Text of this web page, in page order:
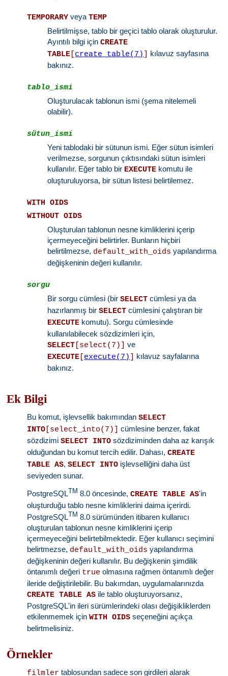
TEMPORARY veyaTEMP
Belirtilmişse, tablo bir geçici tablo olarak oluşturulur.
Ayıntılı bilgi içinCREATE
TABLE create_table(7)
kılavuz sayfasına
bakınız.
tablo_ismi
Oluşturulacak tablonun ismi (şema nitelemeli
olabilir).
sütun_ismi
Yeni tablodaki bir sütunun ismi. Eğer sütun isimleri
verilmezse, sorgunun çıktısındaki sütun isimleri
kullanılır. Eğer tablo bir EXECUTE komutu ile
oluşturuluyorsa, bir sütun listesi belirtilemez.
WITH OIDS
WITHOUT OIDS
Oluşturulan tablonun nesne kimliklerini içerip
içermeyeceğini belirtirler. Bunların hiçbiri
belirtilmezse, default_with_oids yapılandırma
değişkeninin değeri kullanılır.
sorgu
Bir sorgu cümlesi (birSELECT cümlesi ya da
hazırlanmış birSELECT cümlesini çalıştıran bir
EXECUTE komutu). Sorgu cümlesinde
kullanılabilecek sözdizimleri için,
SELECT [select(7)]
ve
EXECUTE execute(7)
kılavuz sayfalarına
bakınız.
Ek Bilgi
Bu komut, işlevsellik bakımındanSELECT
INTO [select_into(7)]
cümlesine benzer, fakat
sözdizimiSELECT INTO sözdiziminden daha az karışık
olduğundan bu komut tercih edilir. Dahası,CREATE
TABLE AS,SELECT INTO işlevselliğini daha üst
seviyeden sunar.
PostgreSQL TM 8.0 öncesinde,CREATE TABLE AS'in
oluşturduğu tablo nesne kimliklerini daima içerirdi.
PostgreSQL TM 8.0 sürümünden itibaren kullanıcı
oluşturulan tablonun nesne kimliklerini içerip
içermeyeceğini belirtebilmektedir. Eğer kullanıcı seçimini
belirtmezse, default_with_oids yapılandırma
değişkeninin değeri kullanılır. Bu değişkenin şimdilik
öntanımlı değeri true olmasına rağmen öntanımlı değer
ileride değiştirilebilir. Bu bakımdan, uygulamalarınızda
CREATE TABLE AS ile tablo oluşturuyorsanız,
PostgreSQL'in ileri sürümlerindeki olası değişikliklerden
etkilenmemek içinWITH OIDS seçeneğini açıkça
belirtmelisiniz.
Örnekler
filmler tablosundan sadece son girdileri alarak